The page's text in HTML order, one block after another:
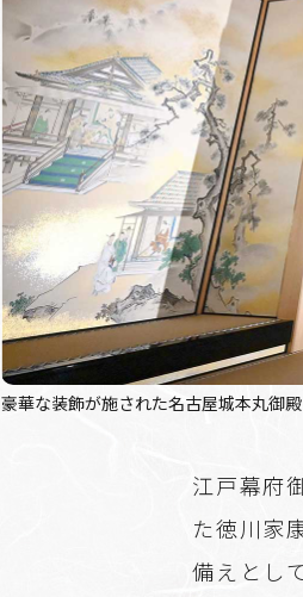
豪華な装飾が施された名古屋城本丸御
江戸幕府
た徳川家
備えとし